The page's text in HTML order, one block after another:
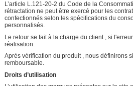
L’article L.121-20-2 du Code de la
rétractation ne peut être exercé pour les
confectionnés selon les spécifications du
personnalisés.
Le retour se fait à la charge du client , si
réalisation.
Après vérification du produit , nous définirons
remboursable.
Droits d’utilisation